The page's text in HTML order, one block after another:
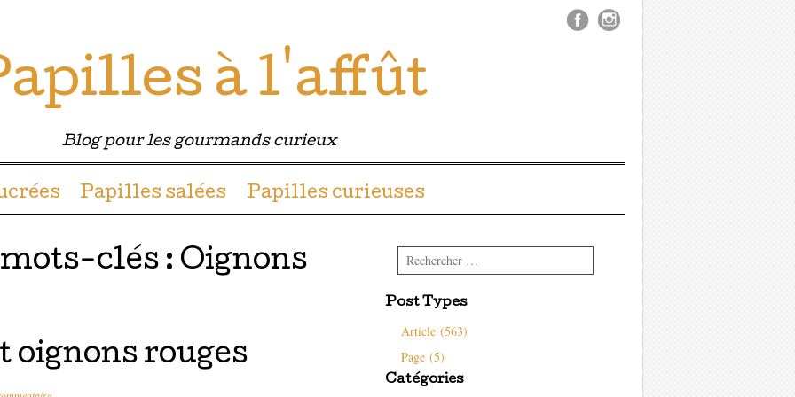
à l'affût
Blog pour les gourmands curieux
contenuPapilles salées Papilles curieuses
clés : Oignons
oignons rouges
Rechercher
Post Types
Article (563)
Page (5)
Catégories